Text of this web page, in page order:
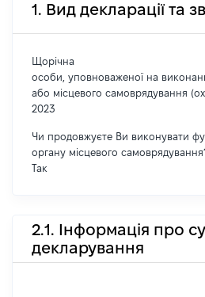
1. Вид декларації та
Щорічна
особи, уповноваженої на
або місцевого самоврядування
2023
Чи продовжуєте Ви виконувати
органу місцевого
Так
2.1. Інформація про
декларування